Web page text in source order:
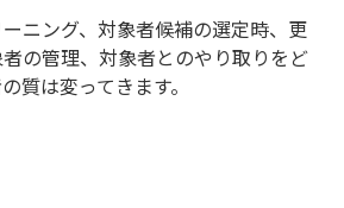
ニング、対象者候補の選定時、更
の管理、対象者とのやり取りをど
質は変ってきます。